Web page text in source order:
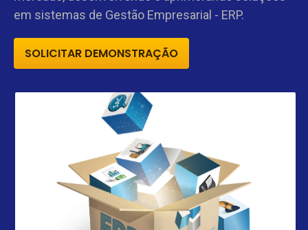
em sistemas de Gestão Empresarial - ERP.
SOLICITAR DEMONSTRAÇÃO